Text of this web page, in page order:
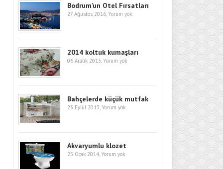
Bodrum’un Otel Fırsatları
27 Ağustos 2016, Yorum yok
2014 koltuk kumaşları
06 Aralık 2013, Yorum yok
Bahçelerde küçük mutfak
23 Eylül 2013, Yorum yok
Akvaryumlu klozet
25 Ocak 2014, Yorum yok